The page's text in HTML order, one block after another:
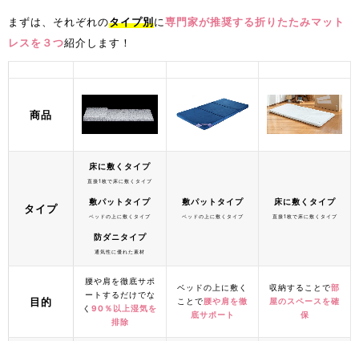
まずは、それぞれのタイプ別に専門家が推奨する折りたたみマット
レスを３つ紹介します！
商品
タイプ
床に敷くタイプ
直接1枚で床に敷くタイプ
敷パットタイプ
ベッドの上に敷くタイプ
防ダニタイプ
通気性に優れた素材
敷パットタイプ
ベッドの上に敷くタイプ
床に敷くタイプ
直接1枚で床に敷くタイプ
目的
腰や肩を徹底サポ
ートするだけでな
く 90％以上湿気を
排除
ベッドの上に敷く
ことで腰や肩を徹
底サポート
収納することで部
屋のスペースを確
保